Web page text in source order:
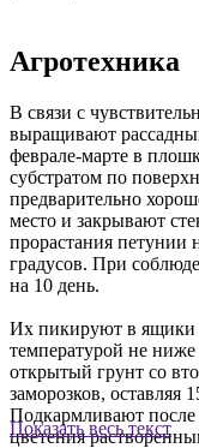
Показать весь текст
Агротехника
В связи с
выращивают
феврале-марте в
субстратом по
предварительно
место и закрывают
прорастания петунии
градусов. При
на 10 день.
Их пикируют в ящики
температурой не
открытый грунт со
заморозков, оставляя
Подкармливают
цветения